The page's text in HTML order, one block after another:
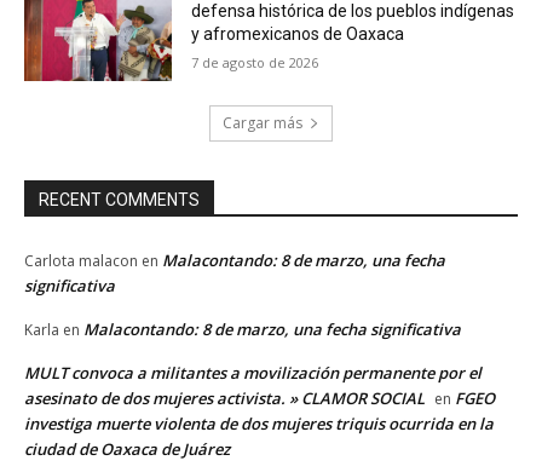
defensa histórica de los pueblos indígenas
y afromexicanos de Oaxaca
7 de agosto de 2026
Cargar más
RECENT COMMENTS
Carlota malacon en Malacontando: 8 de marzo, una fecha
significativa
Karla en Malacontando: 8 de marzo, una fecha significativa
MULT convoca a militantes a movilización permanente por el
asesinato de dos mujeres activista. » CLAMOR SOCIAL en FGEO
investiga muerte violenta de dos mujeres triquis ocurrida en la
ciudad de Oaxaca de Juárez